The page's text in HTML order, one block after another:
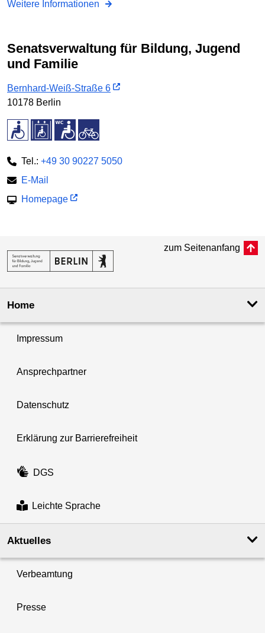
Weitere Informationen
Senatsverwaltung für Bildung, Jugend
und Familie
Bernhard-Weiß-Straße 6
10178 Berlin
Tel.: +49 30 90227 5050
E-Mail
Homepage
zum Seitenanfang
Home
Impressum
Ansprechpartner
Datenschutz
Erklärung zur Barrierefreiheit
DGS
Leichte Sprache
Aktuelles
Verbeamtung
Presse